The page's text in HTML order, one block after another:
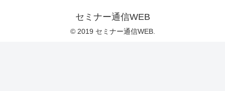
セミナー通信WEB
© 2019 セミナー通信WEB.